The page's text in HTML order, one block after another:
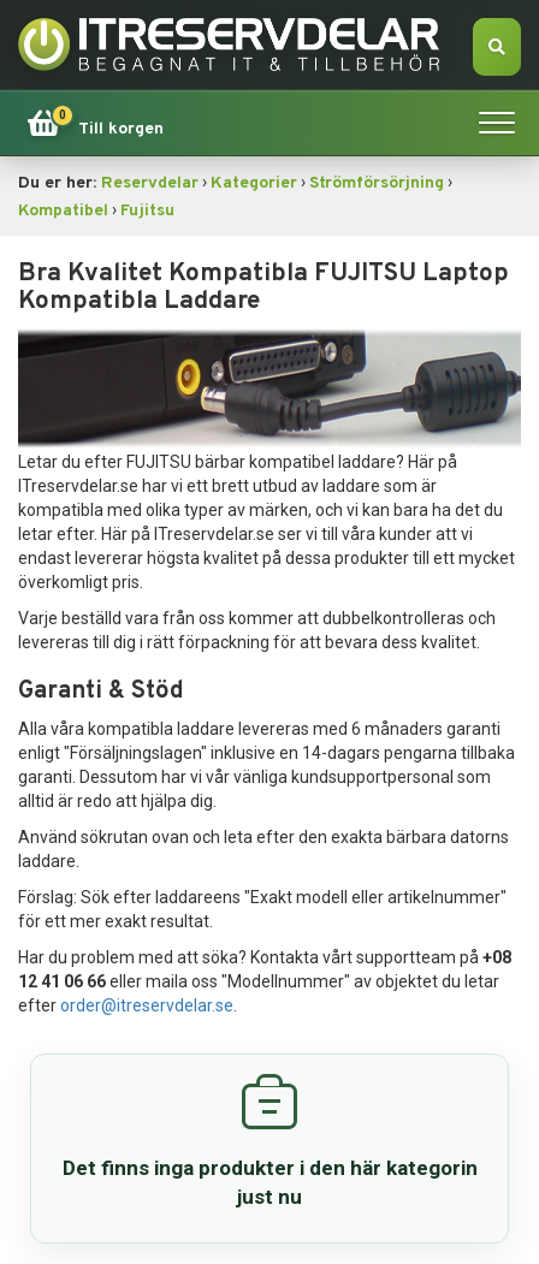
0
Till korgen
Apple
Tillbehör
Datorsökning
Dator
Reservdelar
Smartphone
Tablet
Log ind
Du er her: Reservdelar› Kategorier›Strömförsörjning ›
Kompatibel › Fujitsu
Bra Kvalitet Kompatibla FUJITSU Laptop
Kompatibla Laddare
Letar du efter FUJITSU bärbar kompatibel laddare? Här på
ITreservdelar.se har vi ett brett utbud av laddare som är
kompatibla med olika typer av märken, och vi kan bara ha det du
letar efter. Här på ITreservdelar.se ser vi till våra kunder att vi
endast levererar högsta kvalitet på dessa produkter till ett mycket
överkomligt pris.
Varje beställd vara från oss kommer att dubbelkontrolleras och
levereras till dig i rätt förpackning för att bevara dess kvalitet.
Garanti & Stöd
Alla våra kompatibla laddare levereras med 6 månaders garanti
enligt "Försäljningslagen" inklusive en 14-dagars pengarna tillbaka
garanti. Dessutom har vi vår vänliga kundsupportpersonal som
alltid är redo att hjälpa dig.
Använd sökrutan ovan och leta efter den exakta bärbara datorns
laddare.
Förslag: Sök efter laddareens "Exakt modell eller artikelnummer"
för ett mer exakt resultat.
Har du problem med att söka? Kontakta vårt supportteam på +08
12 41 06 66eller maila oss "Modellnummer" av objektet du letar
efterorder@itreservdelar.se
Det finns inga produkter i den här kategorin
just nu